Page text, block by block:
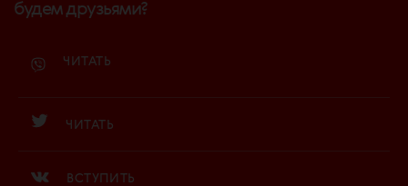
будем друзьями?
ЧИТАТЬ
ЧИТАТЬ
ВСТУПИТЬ